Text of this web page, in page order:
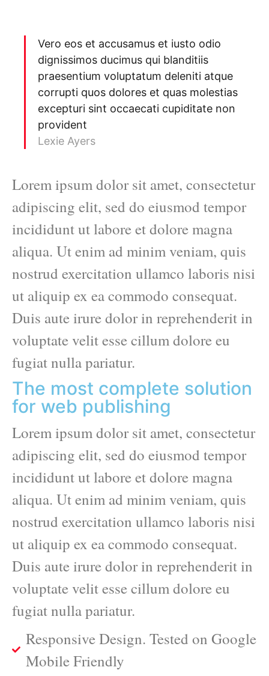
Vero eos et accusamus et iusto odio
dignissimos ducimus qui blanditiis
praesentium voluptatum deleniti atque
corrupti quos dolores et quas molestias
excepturi sint occaecati cupiditate non
provident
Lexie Ayers
Lorem ipsum dolor sit amet, consectetur
adipiscing elit, sed do eiusmod tempor
incididunt ut labore et dolore magna
aliqua. Ut enim ad minim veniam, quis
nostrud exercitation ullamco laboris nisi
ut aliquip ex ea commodo consequat.
Duis aute irure dolor in reprehenderit in
voluptate velit esse cillum dolore eu
fugiat nulla pariatur.
The most complete solution
for web publishing
Lorem ipsum dolor sit amet, consectetur
adipiscing elit, sed do eiusmod tempor
incididunt ut labore et dolore magna
aliqua. Ut enim ad minim veniam, quis
nostrud exercitation ullamco laboris nisi
ut aliquip ex ea commodo consequat.
Duis aute irure dolor in reprehenderit in
voluptate velit esse cillum dolore eu
fugiat nulla pariatur.
Responsive Design. Tested on Google
Mobile Friendly